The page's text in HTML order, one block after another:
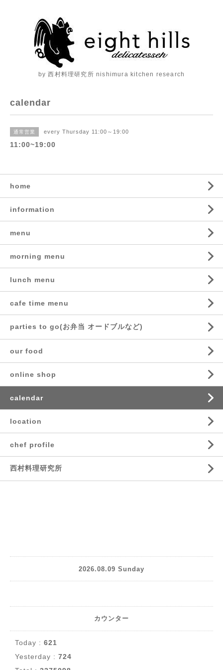
by 西村料理研究所 nishimura kitchen research
calendar
通常営業 every Thursday 11:00～19:00
11:00~19:00
home
information
menu
morning menu
lunch menu
cafe time menu
parties to go(お弁当 オードブルなど)
our food
online shop
calendar
location
chef profile
西村料理研究所
2026.08.09 Sunday
カウンター
Today : 621
Yesterday : 724